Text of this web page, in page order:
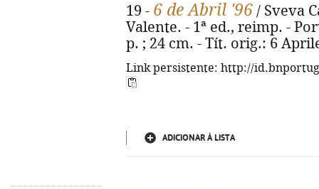
19 - 6 de Abril '96 / Sveva
Valente. - 1ª ed., reimp. -
p. ; 24 cm. - Tít. orig.: 6
Link persistente: http://
ADICIONAR À LISTA